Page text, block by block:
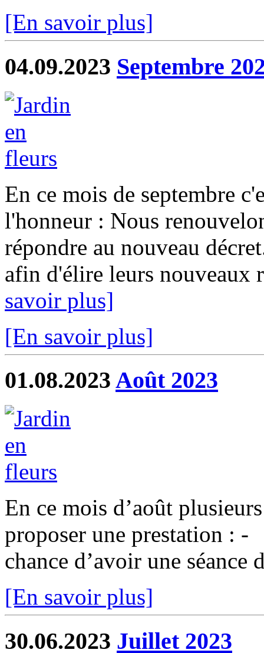
[En savoir plus]
04.09.2023 Septembre
En ce mois de septembre
l'honneur : Nous
répondre au nouveau
afin d'élire leurs nouveaux
savoir plus]
[En savoir plus]
01.08.2023 Août 2023
En ce mois d’août
proposer une prestation
chance d’avoir une séance
[En savoir plus]
30.06.2023 Juillet 2023